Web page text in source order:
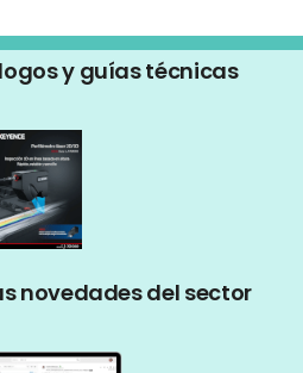
y guías técnicas
novedades del sector